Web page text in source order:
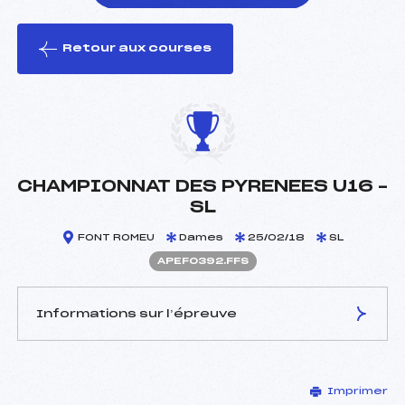
le ski
Retour aux courses
CHAMPIONNAT DES PYRENEES U16 –
SL
FONT ROMEU Dames 25/02/18 SL
APEF0392.FFS
Informations sur l’épreuve
RUIS JEAN MICHEL (PE)
Imprimer